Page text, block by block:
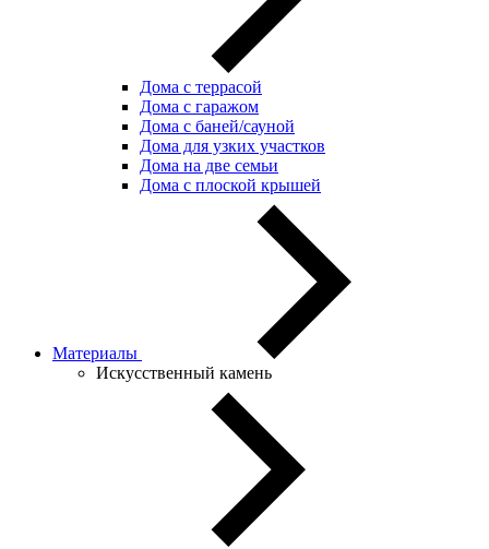
Дома с террасой
Дома с гаражом
Дома с баней/сауной
Дома для узких участков
Дома на две семьи
Дома с плоской крышей
Материалы
Искусственный камень